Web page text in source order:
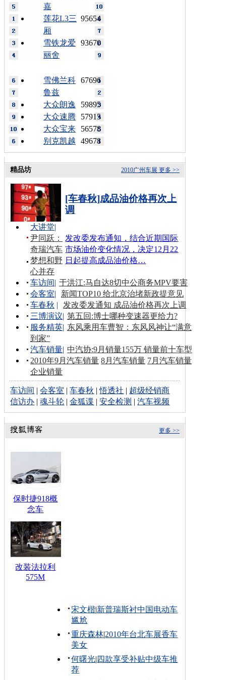
嘉
95654
莲花L3三
厢
93670
雪铁龙爱
丽舍
67696
雪佛兰科
鲁兹
59895
大众朗逸
57915
大众速腾
56578
大众宝来
49678
别克凯越
更多 >>
2010广州车展
精品坊
[车春秋]成品油价格再次上
调
发改委发布通知，结合近期国际
市场油价变化情况，决定12月22
日起提高成品油价格…
大讲堂|
尹同跃：
奇瑞汽车
梦想和野
心并存
车访间| 于洪江:马自达8切中公商务MPV要害
会客室|
新闻TOP10 给北京治堵新政提意见
车春秋 |
发改委发通知 成品油价格再次上调
三博演议| 第五回:博士哪种变速器更给力?
服务精英| 东风乘用车曹智：东风风神让“满意
到家”
汽车销量| 中汽协:9月销量155万 销量前十车型
2010年9月汽车销量 8月汽车销量 7月汽车销量
企业销量
车访间 |会客室 |车春秋 |悟透社 | 超级经销商
信访办 |魂斗轮 |金狐谍 |安全检测 |汽车视频
更多 >>
保时捷918概
念车
改装法拉利
575M
宋文楷|新普瑞斯衬中国电动车
尴尬
重庆森林|2010年台北车展香车
美女
何曙光| 四款享受补贴中级车推
荐